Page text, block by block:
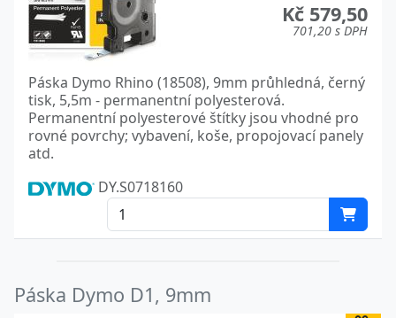
Kč 579,50
701,20 s DPH
Páska Dymo Rhino (18508), 9mm průhledná, černý
tisk, 5,5m - permanentní polyesterová.
Permanentní polyesterové štítky jsou vhodné pro
rovné povrchy; vybavení, koše, propojovací panely
atd.
DY.S0718160
Páska Dymo D1, 9mm